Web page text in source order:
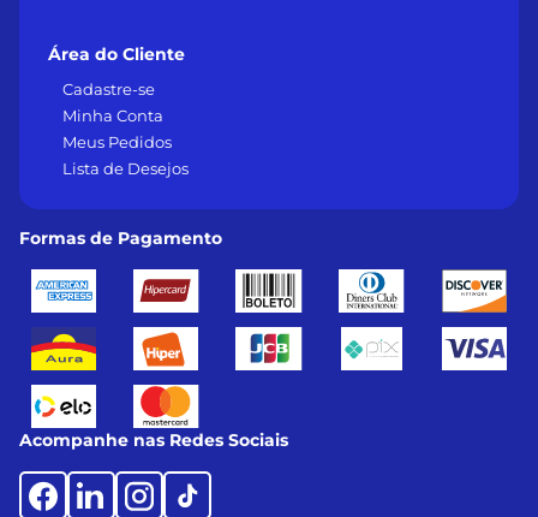
Área do Cliente
Cadastre-se
Minha Conta
Meus Pedidos
Lista de Desejos
Formas de Pagamento
Acompanhe nas Redes Sociais